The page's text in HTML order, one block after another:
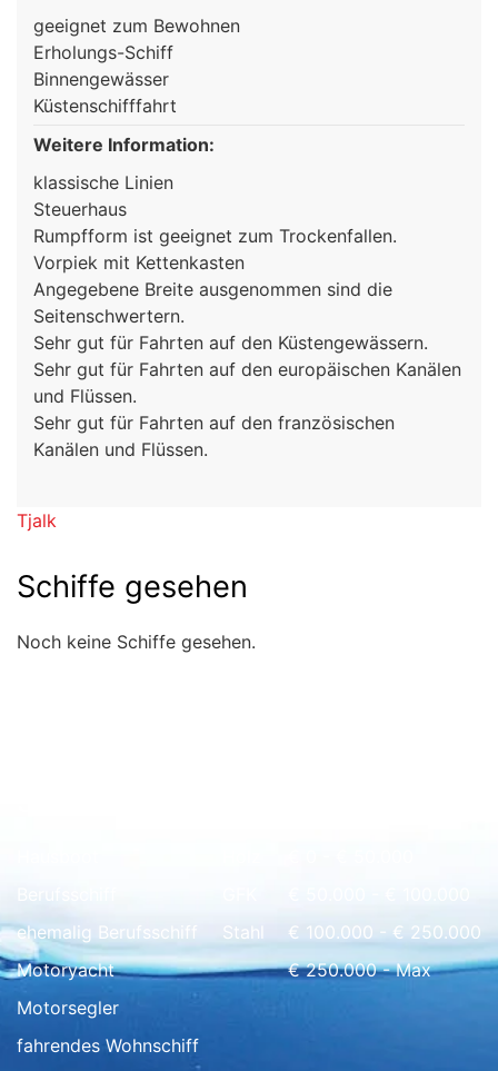
geeignet zum Bewohnen
Erholungs-Schiff
Binnengewässer
Küstenschifffahrt
Weitere Information:
klassische Linien
Steuerhaus
Rumpfform ist geeignet zum Trockenfallen.
Vorpiek mit Kettenkasten
Angegebene Breite ausgenommen sind die
Seitenschwertern.
Sehr gut für Fahrten auf den Küstengewässern.
Sehr gut für Fahrten auf den europäischen Kanälen
und Flüssen.
Sehr gut für Fahrten auf den französischen
Kanälen und Flüssen.
Tjalk
Schiffe gesehen
Noch keine Schiffe gesehen.
ehemalig Berufsschiff
Motoryacht
Motorsegler
fahrendes Wohnschiff
Stahl
€ 100.000 - € 250.000
€ 250.000 - Max